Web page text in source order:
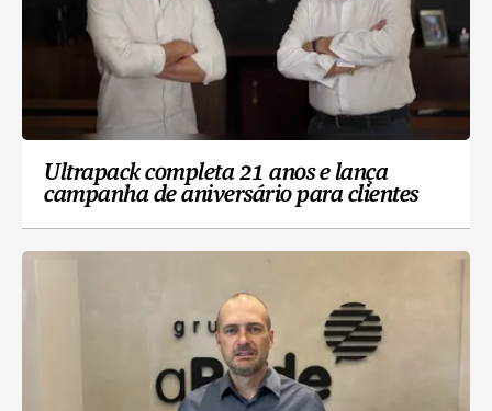
Ultrapack completa 21 anos e lança
campanha de aniversário para clientes